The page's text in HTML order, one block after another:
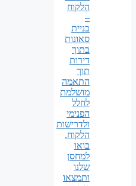
הלקוח
–
בניית
סאונות
בתוך
דירות
תוך
התאמה
מושלמת
לחלל
הפנימי
ולדרישות
הלקוח.
בואו
למחסן
שלנו
ותמצאו